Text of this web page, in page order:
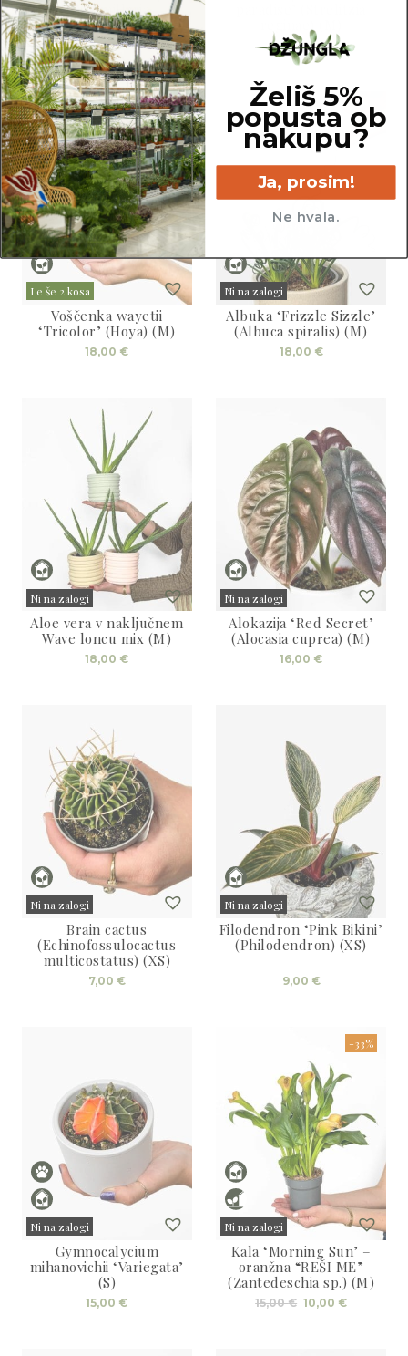
(Mammillaria
pseudoperbella) (XS)
7,00€
reginae) (M)
15,00€
Le še 2 kosa
Voščenka wayetii
‘Tricolor’ (Hoya) (M)
18,00 €
Ni na zalogi
Sold
Albuka ‘Frizzle Sizzle’
(Albuca spiralis) (M)
18,00 €
Ni na zalogi
Sold
Aloe vera v naključnem
Wave loncu mix (M)
18,00 €
Ni na zalogi
Sold
Alokazija ‘Red Secret’
(Alocasia cuprea) (M)
16,00 €
Ni na zalogi
Sold
Brain cactus
(Echinofossulocactus
multicostatus) (XS)
7,00 €
Ni na zalogi
Sold
Filodendron ‘Pink Bikini’
(Philodendron) (XS)
9,00 €
Ni na zalogi
Sold
Gymnocalycium
mihanovichii ‘Variegata’
(S)
15,00 €
Ni na zalogi
-33%
Sold
Kala ‘Morning Sun’ –
oranžna “REŠI ME”
(Zantedeschia sp.) (M)
15,00€ Izvirna
cena
10,00 €Trenutna
Želiš 5%
popusta ob
nakupu?
Ja, prosim!
Ne hvala.